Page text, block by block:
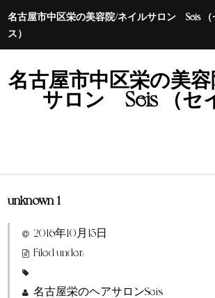
名古屋市中区栄の美容院/ネイルサロン Seis （
ス）
名古屋市中区栄の美
サロン Seis （セ
ホーム
特定商取引法に基づく表示
unknown-1
2016年10月15日
Filed under:
名古屋栄のヘアサロンSeis